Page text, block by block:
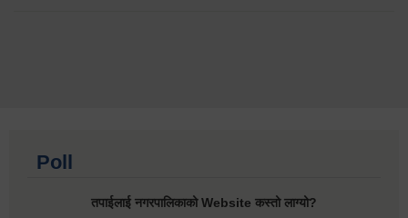
Poll
तपाईलाई नगरपालिकाको Website कस्तो लाग्यो?